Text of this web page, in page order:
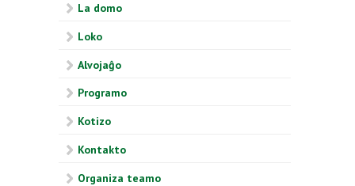
La domo
Loko
Alvojaĝo
Programo
Kotizo
Kontakto
Organiza teamo